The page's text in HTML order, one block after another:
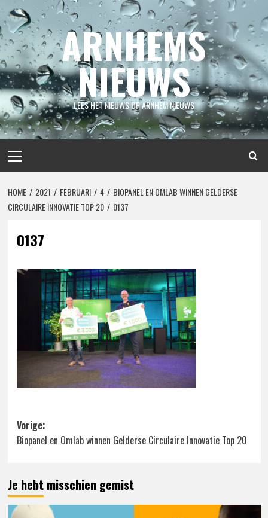
Spring
naar
inhoud
ARNHEMS
NIEUWS
LEES HET NIEUWS OP ARNHEM NIEUWS
menu
HOME 2021 FEBRUARI 4
BIOPANEL EN OMLAB WINNEN GELDERSE
CIRCULAIRE INNOVATIE TOP 20
0137
0137
Bericht
navigatie
Vorige:
Biopanel en Omlab winnen Gelderse Circulaire Innovatie Top 20
Je hebt misschien gemist